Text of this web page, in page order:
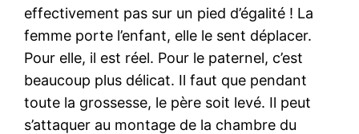
effectivement pas sur un pied d’égalité ! La
femme porte l’enfant, elle le sent déplacer.
Pour elle, il est réel. Pour le paternel, c’est
beaucoup plus délicat. Il faut que pendant
toute la grossesse, le père soit levé. Il peut
s’attaquer au montage de la chambre du